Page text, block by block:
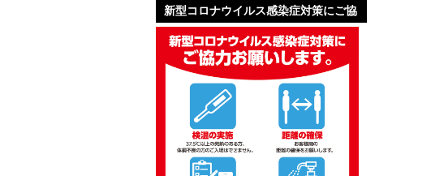
新型コロナウイルス感染症対策にご協
力お願いします。